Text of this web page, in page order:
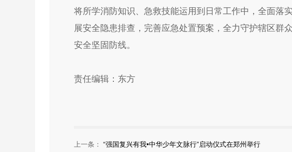
将所学消防知识、急救技能运用到日常工作中，全面落
展安全隐患排查，完善应急处置预案，全力守护辖区群
安全坚固防线。
责任编辑：东方
上一条： “强国复兴有我•中华少年文脉行”启动仪式在郑州举行